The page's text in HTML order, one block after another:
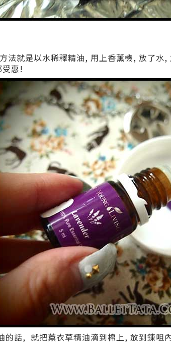
法就是以水稀釋精油, 用上香薰機, 放了水
受惠!
的話, 就把薰衣草精油滴到棉上, 放到錬咀